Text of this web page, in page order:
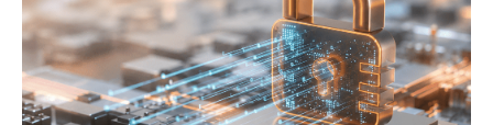
advies over…